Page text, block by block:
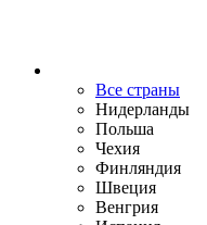
Все страны
Нидерланды
Польша
Чехия
Финляндия
Швеция
Венгрия